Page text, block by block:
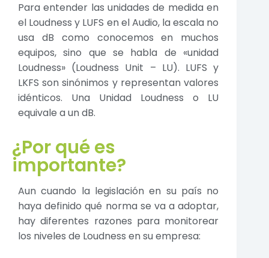
Para entender las unidades de medida en
el Loudness y LUFS en el Audio, la escala no
usa dB como conocemos en muchos
equipos, sino que se habla de «unidad
Loudness» (Loudness Unit – LU). LUFS y
LKFS son sinónimos y representan valores
idénticos. Una Unidad Loudness o LU
equivale a un dB.
¿Por qué es
importante?
Aun cuando la legislación en su país no
haya definido qué norma se va a adoptar,
hay diferentes razones para monitorear
los niveles de Loudness en su empresa: